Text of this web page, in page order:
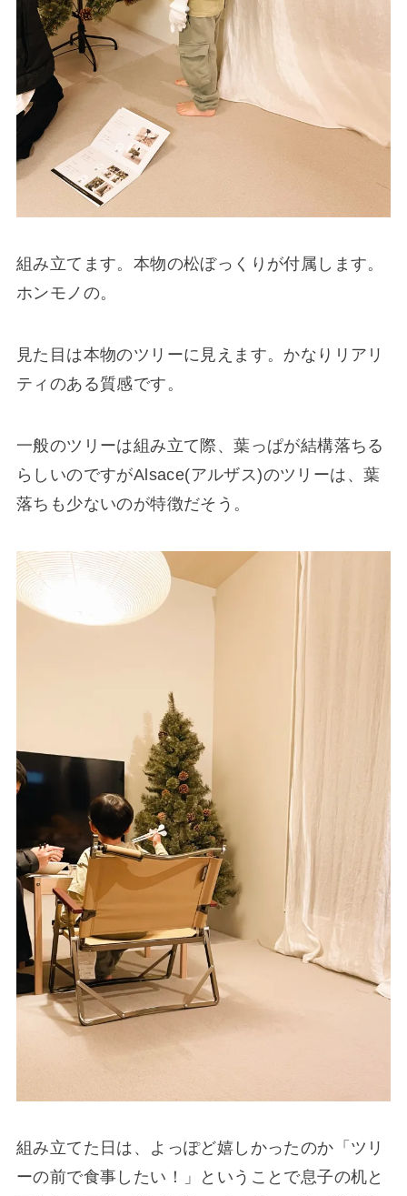
組み立てます。本物の松ぼっくりが付属します。
ホンモノの。
見た目は本物のツリーに見えます。かなりリアリ
ティのある質感です。
一般のツリーは組み立て際、葉っぱが結構落ちる
らしいのですがAlsace(アルザス)のツリーは、葉
落ちも少ないのが特徴だそう。
組み立てた日は、よっぽど嬉しかったのか「ツリ
ーの前で食事したい！」ということで息子の机と